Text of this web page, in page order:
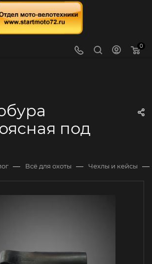
0
под
— Всё для охоты — Чехлы и кейсы —